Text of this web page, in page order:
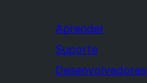
Aprender
Suporte
Desenvolvedores